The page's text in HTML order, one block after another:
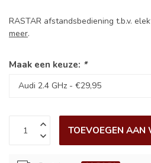
RASTAR afstandsbediening t.b.v.
meer.
Maak een keuze: *
TOEVOEGEN AAN